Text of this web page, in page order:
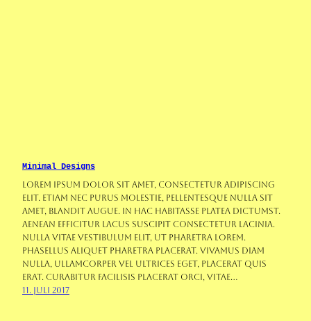
Minimal Designs
Lorem ipsum dolor sit amet, consectetur adipiscing
elit. Etiam nec purus molestie, pellentesque nulla sit
amet, blandit augue. In hac habitasse platea dictumst.
Aenean efficitur lacus suscipit consectetur lacinia.
Nulla vitae vestibulum elit, ut pharetra lorem.
Phasellus aliquet pharetra placerat. Vivamus diam
nulla, ullamcorper vel ultrices eget, placerat quis
erat. Curabitur facilisis placerat orci, vitae…
11. Juli 2017